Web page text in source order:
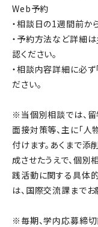
Web予約
・相談日の1週間前か
・予約方法など詳細は
認ください。
・相談内容詳細に必ず
ださい。
※当個別相談では、
面接対策等、主に「人
付けます。あくまで
成させたうえで、個別
践活動に関する具体
は、国際交流課までお
※毎期、学内応募締